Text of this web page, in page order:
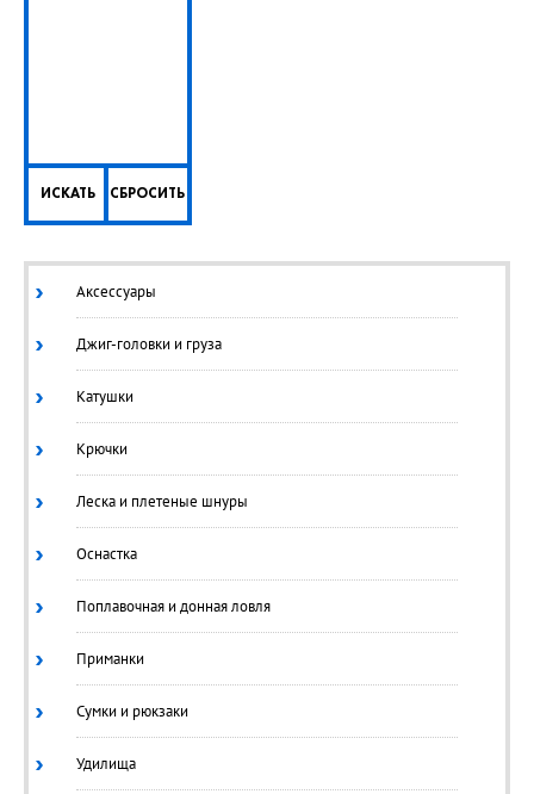
ИСКАТЬ СБРОСИТЬ
Аксессуары
Джиг-головки и груза
Катушки
Крючки
Леска и плетеные шнуры
Оснастка
Поплавочная и донная ловля
Приманки
Сумки и рюкзаки
Удилища